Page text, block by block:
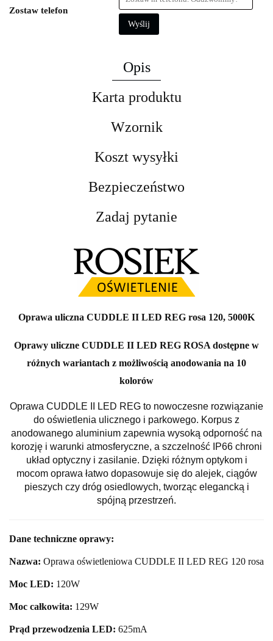
Zostaw telefon
Wyślij
Opis
Karta produktu
Wzornik
Koszt wysyłki
Bezpieczeństwo
Zadaj pytanie
Oprawa uliczna CUDDLE II LED REG rosa 120, 5000K
Oprawy uliczne CUDDLE II LED REG ROSA dostępne w
różnych wariantach z możliwością anodowania na 10
kolorów
Oprawa CUDDLE II LED REG to nowoczesne rozwiązanie
do oświetlenia ulicznego i parkowego. Korpus z
anodowanego aluminium zapewnia wysoką odporność na
korozję i warunki atmosferyczne, a szczelność IP66 chroni
układ optyczny i zasilanie. Dzięki różnym optykom i
mocom oprawa łatwo dopasowuje się do alejek, ciągów
pieszych czy dróg osiedlowych, tworząc elegancką i
spójną przestrzeń.
Dane techniczne oprawy:
Nazwa: Oprawa oświetleniowa CUDDLE II LED REG 120 rosa
Moc LED: 120W
Moc całkowita: 129W
Prąd przewodzenia LED: 625mA